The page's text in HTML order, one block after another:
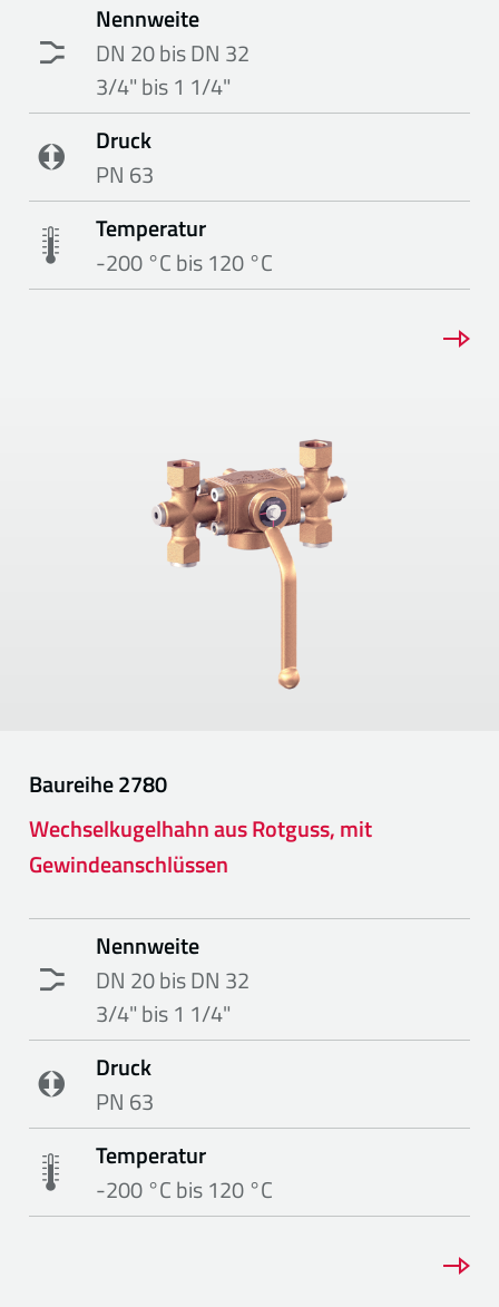
Nennweite
DN 20 bis DN 32
3/4" bis 1 1/4"
Druck
PN 63
Temperatur
-200 °C bis 120 °C
Baureihe2780
Wechselkugelhahn aus Rotguss, mit
Gewindeanschlüssen
Nennweite
DN 20 bis DN 32
3/4" bis 1 1/4"
Druck
PN 63
Temperatur
-200 °C bis 120 °C